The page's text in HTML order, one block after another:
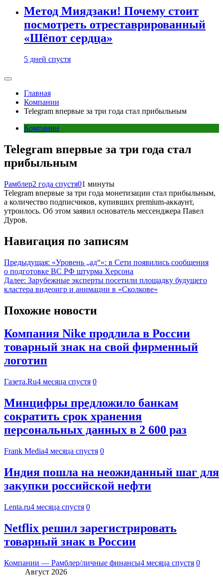
Метод Миядзаки! Почему стоит
посмотреть отреставрированный
«Шёпот сердца»
5 дней спустя
Главная
Компании
Telegram впервые за три года стал прибыльным
Компании
Telegram впервые за три года стал
прибыльным
Рамблер2 года спустя01 минуты
Telegram впервые за три года монетизации стал прибыльным,
а количество подписчиков, купивших premium-аккаунт,
утроилось. Об этом заявил основатель мессенджера Павел
Дуров.
Навигация по записям
Предыдущая: «Уровень „ад“»: в Сети появились сообщения
о подготовке ВС РФ штурма Херсона
Далее: Зарубежные эксперты посетили площадку будущего
кластера видеоигр и анимации в «Сколкове»
Похожие новости
Компания Nike продлила в России
товарный знак на свой фирменный
логотип
Газета.Ru4 месяца спустя 0
Минцифры предложило банкам
сократить срок хранения
персональных данных в 2 600 раз
Frank Media4 месяца спустя 0
Индия пошла на неожиданный шаг для
закупки российской нефти
Lenta.ru4 месяца спустя 0
Netflix решил зарегистрировать
товарный знак в России
Компании — Рамблер/личные финансы4 месяца спустя 0
Август 2026